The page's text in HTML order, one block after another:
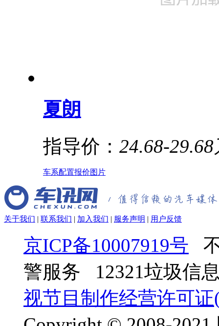
夏朗
指导价： 24.68-29.68
车系配置报价图片
关于我们 | 联系我们 | 加入我们 | 服务声明 | 用户反馈
京ICP备10007919号
警服务 12321垃圾信
视节目制作经营许可证